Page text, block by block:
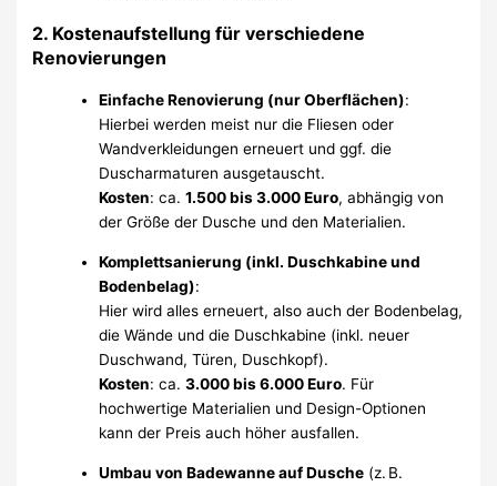
2. Kostenaufstellung für verschiedene
Renovierungen
Einfache Renovierung (nur Oberflächen):
Hierbei werden meist nur die Fliesen oder
Wandverkleidungen erneuert und ggf. die
Duscharmaturen ausgetauscht.
Kosten: ca.1.500 bis 3.000 Euro, abhängig von
der Größe der Dusche und den Materialien.
Komplettsanierung (inkl. Duschkabine und
Bodenbelag):
Hier wird alles erneuert, also auch der Bodenbelag,
die Wände und die Duschkabine (inkl. neuer
Duschwand, Türen, Duschkopf).
Kosten: ca.3.000 bis 6.000 Euro. Für
hochwertige Materialien und Design-Optionen
kann der Preis auch höher ausfallen.
Umbau von Badewanne auf Dusche (z. B.